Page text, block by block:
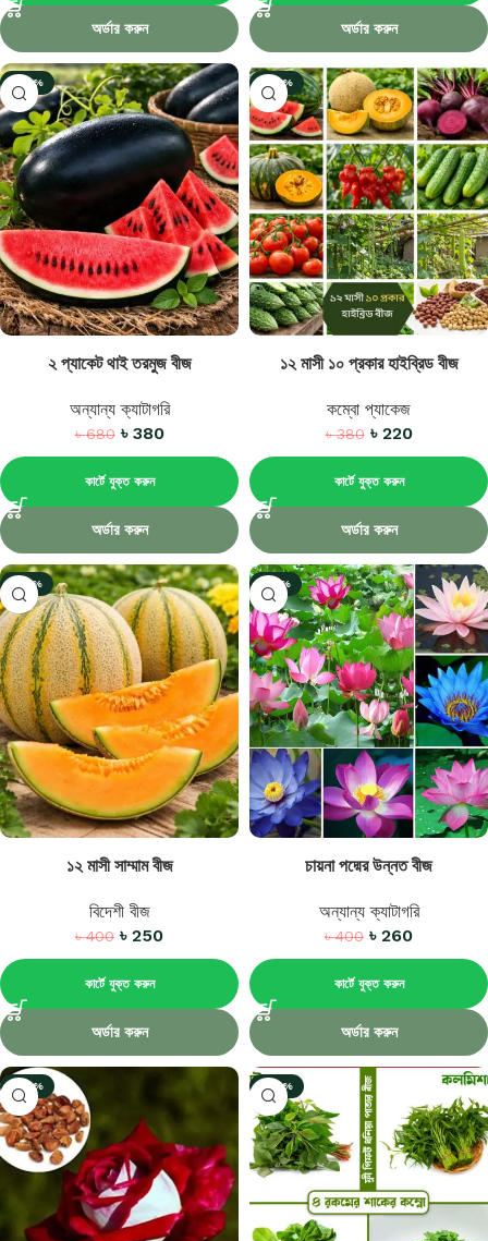
অর্ডার করুন অর্ডার করুন
-44%
২ প্যাকেট থাই তরমুজ বীজ
অন্যান্য ক্যাটাগরি
৳680 ৳ 380
কার্টে যুক্ত করুন
অর্ডার করুন
-42%
১২ মাসী ১০ প্রকার হাইব্রিড বীজ
কম্বো প্যাকেজ
৳380 ৳ 220
কার্টে যুক্ত করুন
অর্ডার করুন
-38%
১২ মাসী সাম্মাম বীজ
বিদেশী বীজ
৳400 ৳ 250
কার্টে যুক্ত করুন
অর্ডার করুন
-35%
চায়না পদ্মের উন্নত বীজ
অন্যান্য ক্যাটাগরি
৳400 ৳ 260
কার্টে যুক্ত করুন
অর্ডার করুন
-27% -29%